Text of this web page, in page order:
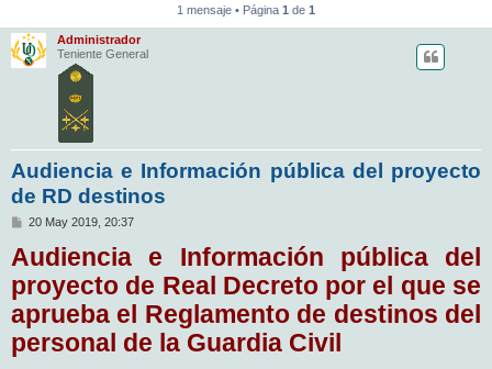
1 mensaje • Página 1 de 1
Administrador
Teniente General
Audiencia e Información pública del proyecto
de RD destinos
M
n
s
a
j
e
20 May 2019, 20:37
Audiencia e Información pública del
proyecto de Real Decreto por el que se
aprueba el Reglamento de destinos del
personal de la Guardia Civil